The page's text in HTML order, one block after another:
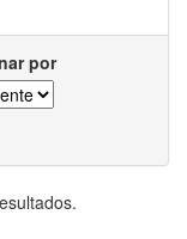
por